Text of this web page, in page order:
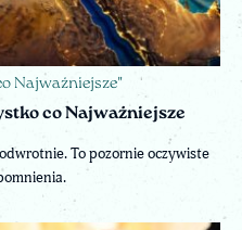
Najważniejsze"
co Najważniejsze
To pozornie oczywiste